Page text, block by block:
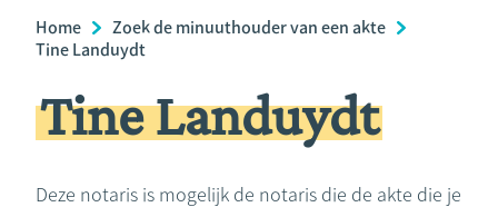
gaanRelatie & samenleven
Erven & schenken
Breadcrumb
Home
Zoek de minuuthouder van een akte
Tine Landuydt
Tine Landuydt
Deze notaris is mogelijk de notaris die de akte die je